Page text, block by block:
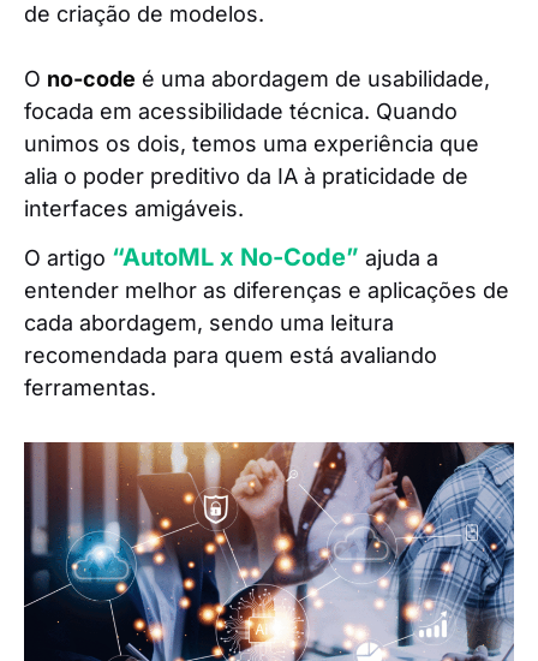
de criação de modelos.
O no-code é uma abordagem de usabilidade,
focada em acessibilidade técnica. Quando
unimos os dois, temos uma experiência que
alia o poder preditivo da IA à praticidade de
interfaces amigáveis.
O artigo “AutoML x No-Code” ajuda a
entender melhor as diferenças e aplicações de
cada abordagem, sendo uma leitura
recomendada para quem está avaliando
ferramentas.